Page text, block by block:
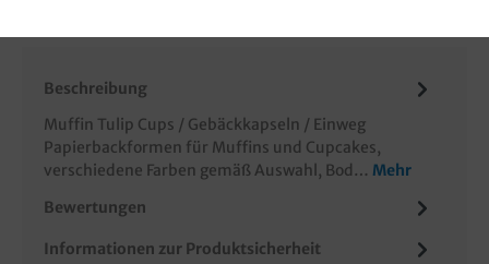
Beschreibung
Muffin Tulip Cups / Gebäckkapseln / Einweg
Papierbackformen für Muffins und Cupcakes,
verschiedene Farben gemäß Auswahl, Bod… Mehr
Bewertungen
Informationen zur Produktsicherheit